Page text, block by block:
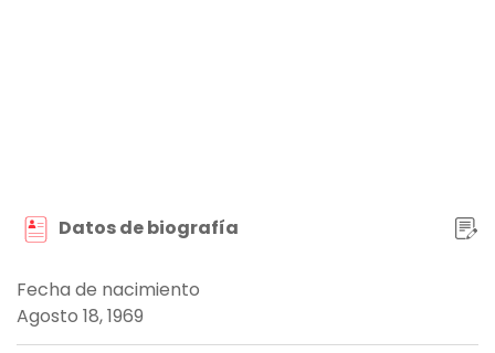
Datos de biografía
Fecha de nacimiento
Agosto 18, 1969